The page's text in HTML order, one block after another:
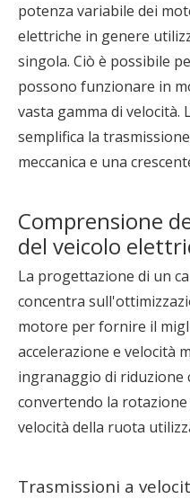
potenza variabile dei
elettriche in genere
singola. Ciò è possibile
possono funzionare in
vasta gamma di velocità.
semplifica la
meccanica e una
Comprensione
del veicolo
La progettazione di un
concentra
motore per fornire il
accelerazione e velocità
ingranaggio di riduzione
convertendo la
velocità della ruota
Trasmissioni a